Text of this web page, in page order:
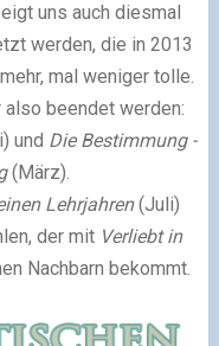
uns auch diesmal
werden, die in 2013
mal weniger tolle.
beendet werden:
und Die Bestimmung -
(März).
Lehrjahren(Juli)
der mit Verliebt in
Nachbarn bekommt.